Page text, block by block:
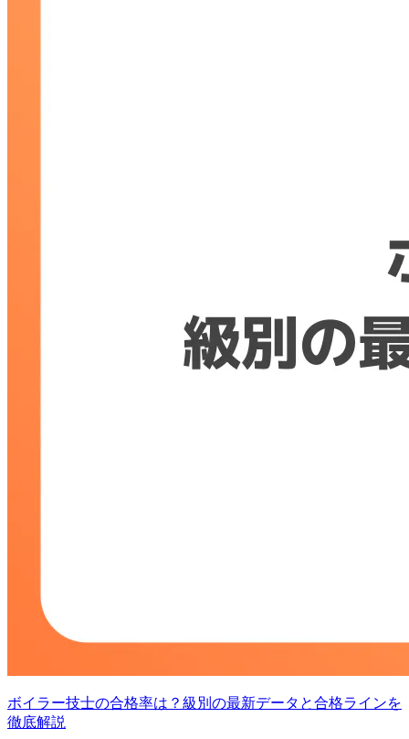
ボイラー技士の合格率は？級別の最新データと合格ラインを
徹底解説